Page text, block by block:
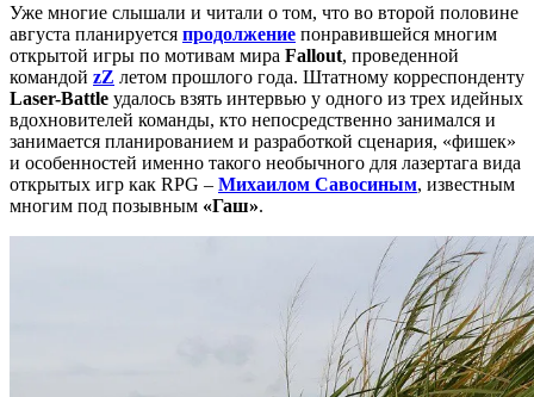
Уже многие слышали и читали о том, что во второй половине
августа планируется продолжение понравившейся многим
открытой игры по мотивам мира Fallout, проведенной
командой zZ летом прошлого года. Штатному корреспонденту
Laser-Battle удалось взять интервью у одного из трех идейных
вдохновителей команды, кто непосредственно занимался и
занимается планированием и разработкой сценария, «фишек»
и особенностей именно такого необычного для лазертага вида
открытых игр как RPG – Михаилом Савосиным, известным
многим под позывным «Гаш».